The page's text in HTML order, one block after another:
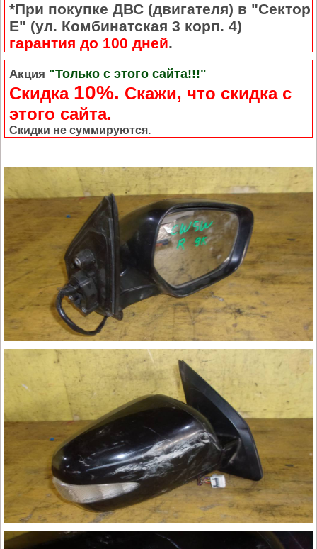
*При покупке ДВС (двигателя) в "Сектор
Е" (ул. Комбинатская 3 корп. 4)
гарантия до 100 дней.
Акция "Только с этого сайта!!!"
Скидка 10%. Cкажи, что скидка с
этого сайта.
Скидки не суммируются.